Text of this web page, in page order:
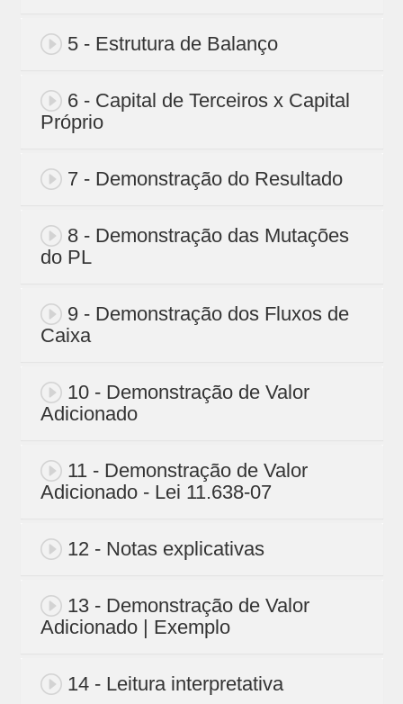
5 - Estrutura de Balanço
6 - Capital de Terceiros x Capital
Próprio
7 - Demonstração do Resultado
8 - Demonstração das Mutações
do PL
9 - Demonstração dos Fluxos de
Caixa
10 - Demonstração de Valor
Adicionado
11 - Demonstração de Valor
Adicionado - Lei 11.638-07
12 - Notas explicativas
13 - Demonstração de Valor
Adicionado | Exemplo
14 - Leitura interpretativa